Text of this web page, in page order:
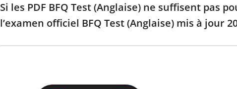
Si les PDF BFQ Test (Anglaise) ne suffisent pas
l’examen officiel BFQ Test (Anglaise) mis à jour